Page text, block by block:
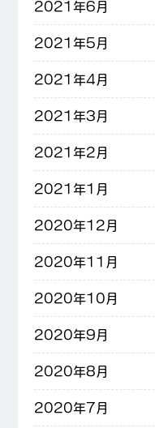
2021年6月
2021年5月
2021年4月
2021年3月
2021年2月
2021年1月
2020年12月
2020年11月
2020年10月
2020年9月
2020年8月
2020年7月